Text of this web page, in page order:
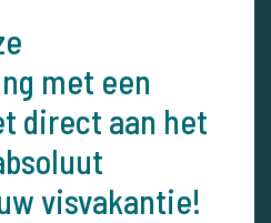
met een
direct aan het
visvakantie!